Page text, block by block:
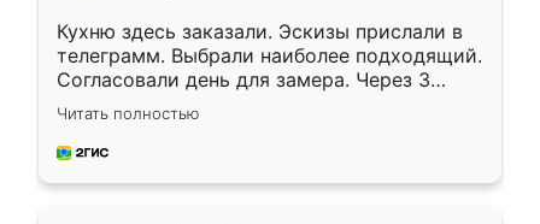
Кухню здесь заказали. Эскизы прислали в
телеграмм. Выбрали наиболее подходящий.
Согласовали день для замера. Через 3
недели кухня была уже готова. Остались
довольны работой. Спасибо Ренессанс
мебель за качественную работу!
Читать полностью